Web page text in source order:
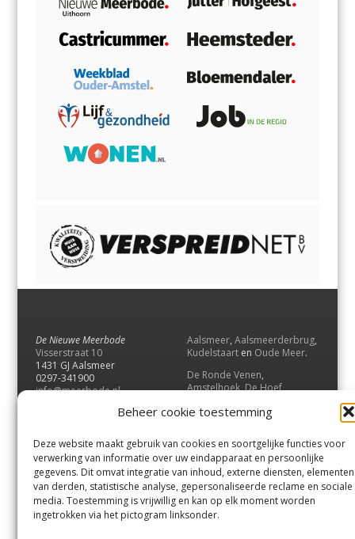
Beheer cookie toestemming
Deze website maakt gebruik van cookies en soortgelijke functies voor
verwerking van informatie over uw eindapparaat en persoonlijke
gegevens. Dit omvat integratie van inhoud, externe diensten, elementen
van derden, statistische analyse, gepersonaliseerde reclame en sociale
media. Toestemming is vrijwillig en kan op elk moment worden
ingetrokken via het pictogram linksonder.
De Nieuwe Meerbode
Visserstraat 10
1431 GJ Aalsmeer
0297-341900
info@meerbode.nl
Aalsmeer, Aalsmeerderbrug,
Kudelstaart en Oude Meer.
De Ronde Venen,
Amstelhoek,De Hoef,
Vrouwenakker,Waverveen
UithoornenDe Kwakel.
Contact
Andere uitgaven
Bezorgklacht